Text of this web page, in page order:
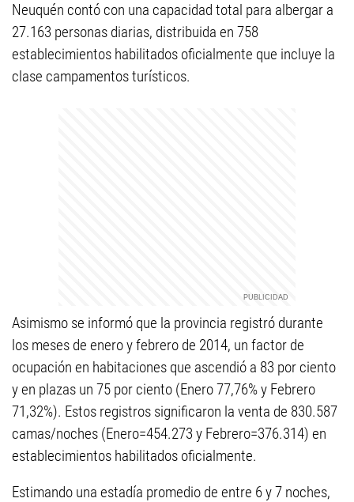
Neuquén contó con una capacidad total para albergar a
27.163 personas diarias, distribuida en 758
establecimientos habilitados oficialmente que incluye la
clase campamentos turísticos.
Asimismo se informó que la provincia registró durante
los meses de enero y febrero de 2014, un factor de
ocupación en habitaciones que ascendió a 83 por ciento
y en plazas un 75 por ciento (Enero 77,76% y Febrero
71,32%). Estos registros significaron la venta de 830.587
camas/noches (Enero=454.273 y Febrero=376.314) en
establecimientos habilitados oficialmente.
Estimando una estadía promedio de entre 6 y 7 noches,